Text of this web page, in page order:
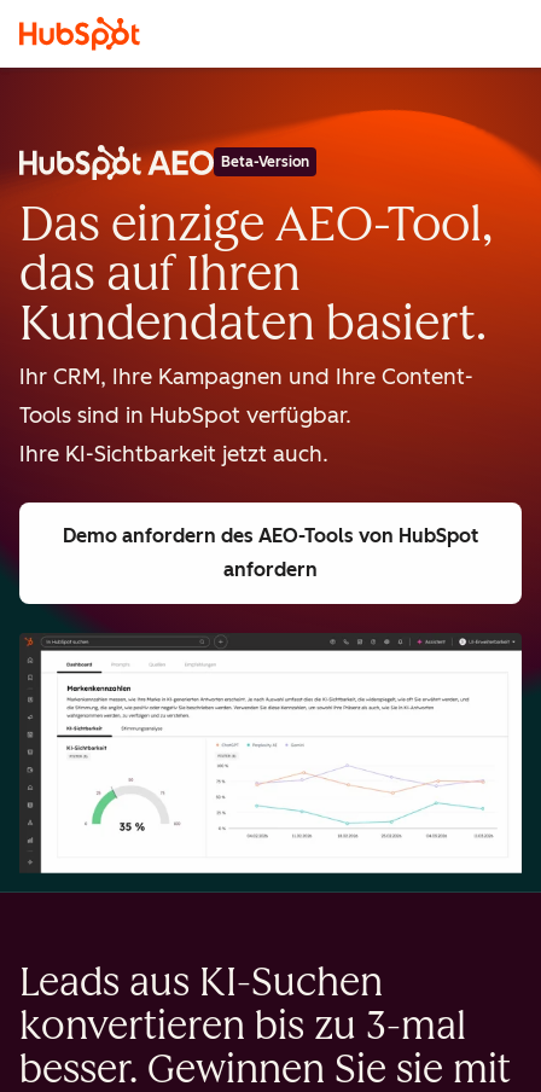
Beta-Version
Das einzige AEO-Tool,
das auf Ihren
Kundendaten basiert.
Ihr CRM, Ihre Kampagnen und Ihre Content-
Tools sind in HubSpot verfügbar.
Ihre KI-Sichtbarkeit jetzt auch.
Demo anfordern des AEO-Tools von HubSpot
anfordern
Leads aus KI-Suchen
konvertieren bis zu 3-mal
besser. Gewinnen Sie sie mit